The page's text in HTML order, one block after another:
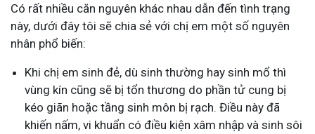
Có rất nhiều căn nguyên khác nhau dẫn đến tình trạng
này, dưới đây tôi sẽ chia sẻ với chị em một số nguyên
nhân phổ biến:
Khi chị em sinh đẻ, dù sinh thường hay sinh mổ thì
vùng kín cũng sẽ bị tổn thương do phần tử cung bị
kéo giãn hoặc tầng sinh môn bị rạch. Điều này đã
khiến nấm, vi khuẩn có điều kiện xâm nhập và sinh sôi